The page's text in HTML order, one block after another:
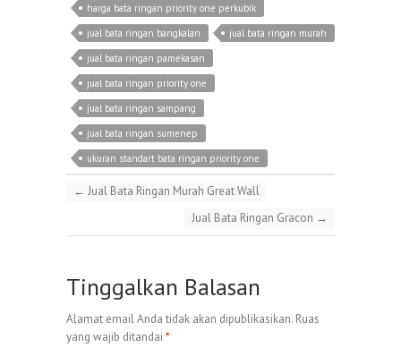
harga bata ringan priority one perkubik
jual bata ringan bangkalan
jual bata ringan murah
jual bata ringan pamekasan
jual bata ringan priority one
jual bata ringan sampang
jual bata ringan sumenep
ukuran standart bata ringan priority one
← Jual Bata Ringan Murah Great Wall
Jual Bata Ringan Gracon →
Tinggalkan Balasan
Alamat email Anda tidak akan dipublikasikan. Ruas
yang wajib ditandai *